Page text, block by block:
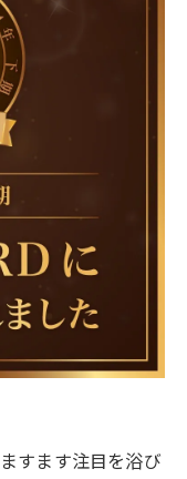
すます注目を浴び